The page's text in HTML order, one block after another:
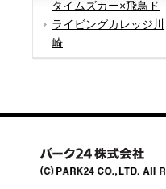
タイムズカー×飛鳥ド
ライビングカレッジ川
崎